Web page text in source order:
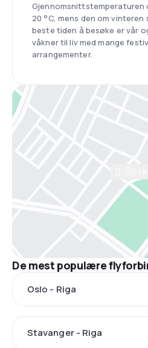
Gjennomsnittstemperaturen
20 °C, mens den om vinteren
beste tiden å besøke er vår
våkner til liv med mange
arrangementer.
De mest populære
Oslo - Riga
Stavanger - Riga